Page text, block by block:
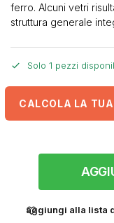
ferro. Alcuni vetri
struttura generale
Solo 1 pezzi
CALCOLA LA
aggiungi alla lista